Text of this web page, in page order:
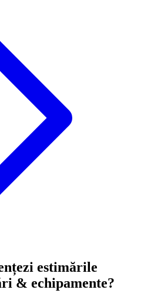
estimările
& echipamente?